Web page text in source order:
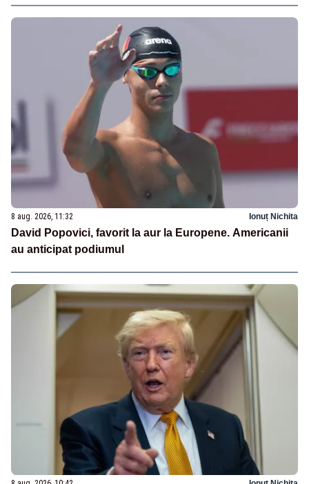
8 aug. 2026, 11:32 Ionuț Nichita
David Popovici, favorit la aur la Europene. Americanii
au anticipat podiumul